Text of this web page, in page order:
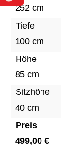
252 cm
Tiefe
100 cm
Höhe
85 cm
Sitzhöhe
40 cm
Preis
499,00 €